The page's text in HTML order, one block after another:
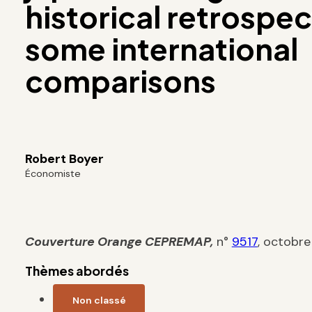
historical
some international
comparisons
Robert Boyer
Économiste
Couverture Orange CEPREMAP, n° 9517, octobre
Thèmes abordés
Non classé